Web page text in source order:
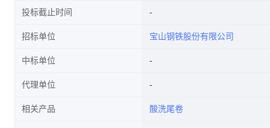
投标截止时间
招标单位 宝山钢铁股份有限公司
中标单位
代理单位
相关产品 酸洗尾卷